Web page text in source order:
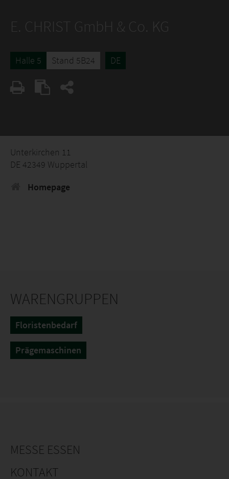
E. CHRIST GmbH & Co. KG
Halle 5 Stand 5B24 DE
Unterkirchen 11
DE 42349 Wuppertal
Homepage
WARENGRUPPEN
Floristenbedarf
Prägemaschinen
MESSE ESSEN
KONTAKT